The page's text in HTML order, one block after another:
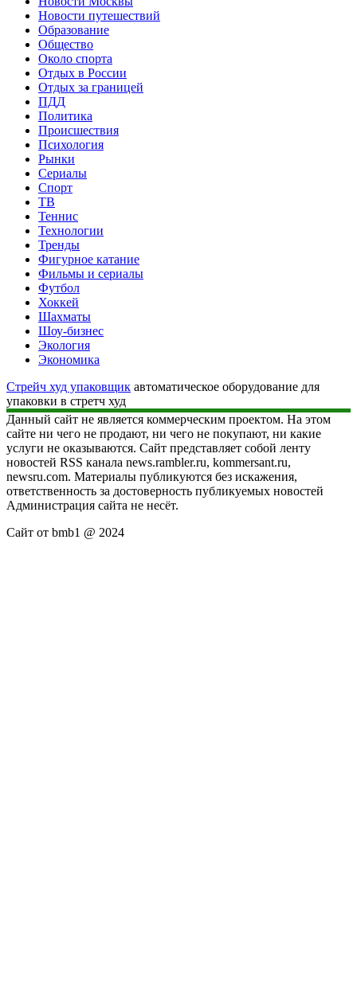
Новости путешествий
Образование
Общество
Около спорта
Отдых в России
Отдых за границей
ПДД
Политика
Происшествия
Психология
Рынки
Сериалы
Спорт
ТВ
Теннис
Технологии
Тренды
Фигурное катание
Фильмы и сериалы
Футбол
Хоккей
Шахматы
Шоу-бизнес
Экология
Экономика
Стрейч худ упаковщик автоматическое оборудование для
упаковки в стретч худ
Данный сайт не является коммерческим проектом. На этом
сайте ни чего не продают, ни чего не покупают, ни какие
услуги не оказываются. Сайт представляет собой ленту
новостей RSS канала news.rambler.ru, kommersant.ru,
newsru.com. Материалы публикуются без искажения,
ответственность за достоверность публикуемых новостей
Администрация сайта не несёт.
Сайт от bmb1 @ 2024